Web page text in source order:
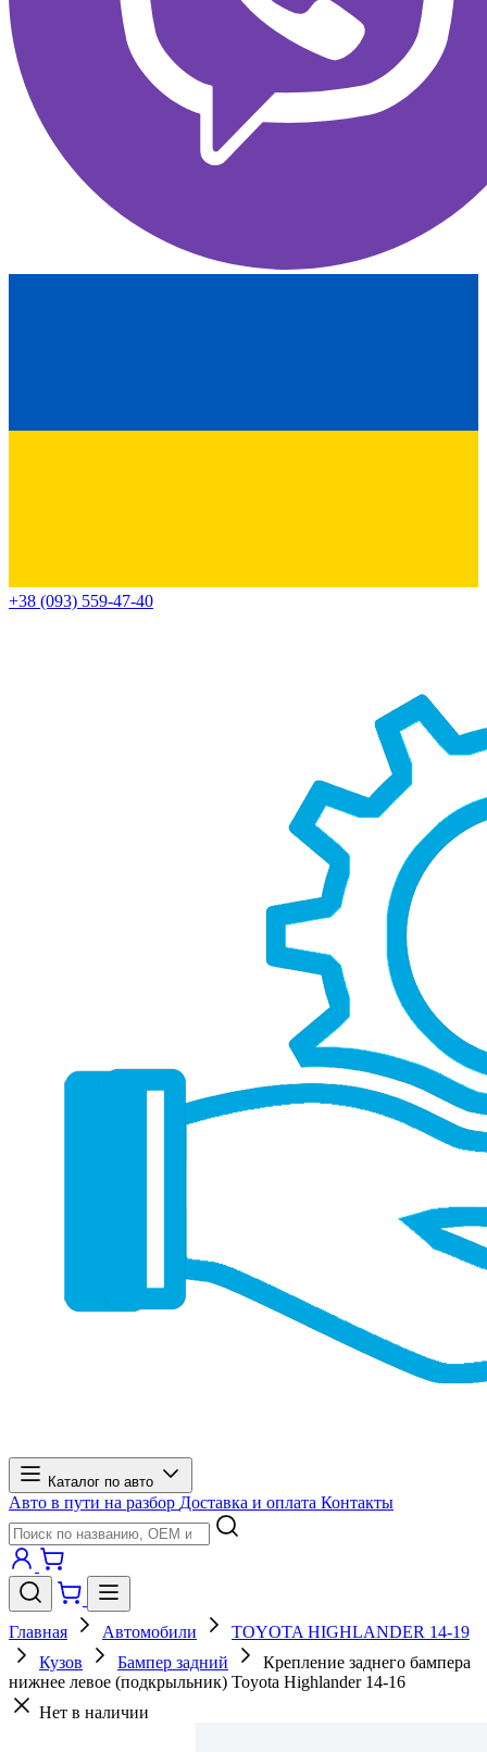
+38 (093) 559-47-40
Каталог по авто
Авто в пути на разбор Доставка и оплата Контакты
Главная Автомобили
TOYOTA HIGHLANDER 14-19
Кузов
Бампер задний
Крепление заднего бампера
нижнее левое (подкрыльник) Toyota Highlander 14-16
Нет в наличии